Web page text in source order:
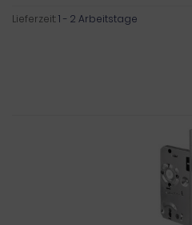
Lieferzeit:1 - 2 Arbeitstage